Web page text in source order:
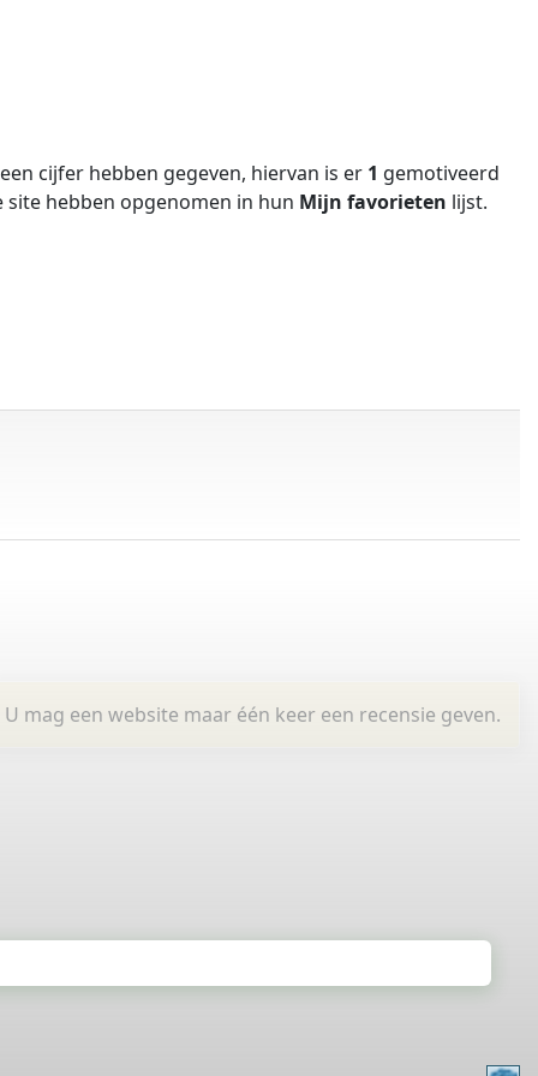
cijfer hebben gegeven, hiervan is er 1 gemotiveerd
site hebben opgenomen in hun Mijn favorieten lijst.
U mag een website maar één keer een recensie geven.